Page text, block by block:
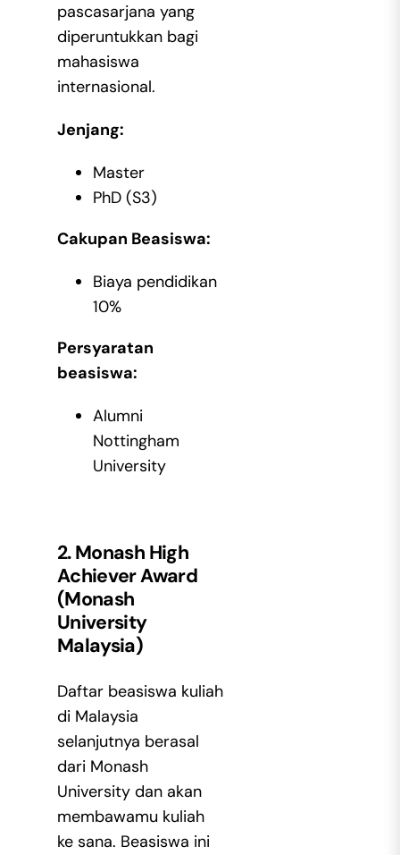
pascasarjana yang
diperuntukkan bagi
mahasiswa
internasional.
Jenjang:
Master
PhD (S3)
Cakupan Beasiswa:
Biaya pendidikan
10%
Persyaratan
beasiswa:
Alumni
Nottingham
University
2. Monash High
Achiever Award
(Monash
University
Malaysia)
Daftar beasiswa kuliah
di Malaysia
selanjutnya berasal
dari Monash
University dan akan
membawamu kuliah
ke sana. Beasiswa ini